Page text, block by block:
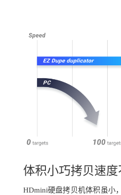
体积小巧拷贝速度
HDmini硬盘拷贝机体积虽小